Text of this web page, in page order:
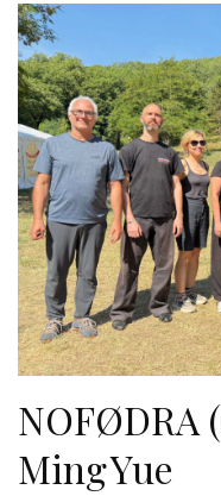
NOFØDRA
Ming Yue